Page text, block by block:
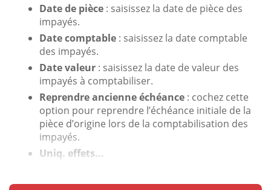
Date de pièce : saisissez la date de pièce des
impayés.
Date comptable : saisissez la date comptable
des impayés.
Date valeur : saisissez la date de valeur des
impayés à comptabiliser.
Reprendre ancienne échéance : cochez cette
option pour reprendre l’échéance initiale de la
pièce d’origine lors de la comptabilisation des
impayés.
Uniq. effets...